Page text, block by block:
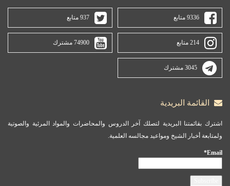
9336 متابع 937 متابع
214 متابع 74900 مشترك
3045 مشترك
القائمة البريدية
اشترك بقائمتنا البريدية لتصلك آخر الدروس والمحاضرات والمواد المرئية والصوتية
ولمتابعة أخبار الشيخ ومواعيد مجالسه العلمية.
Email*